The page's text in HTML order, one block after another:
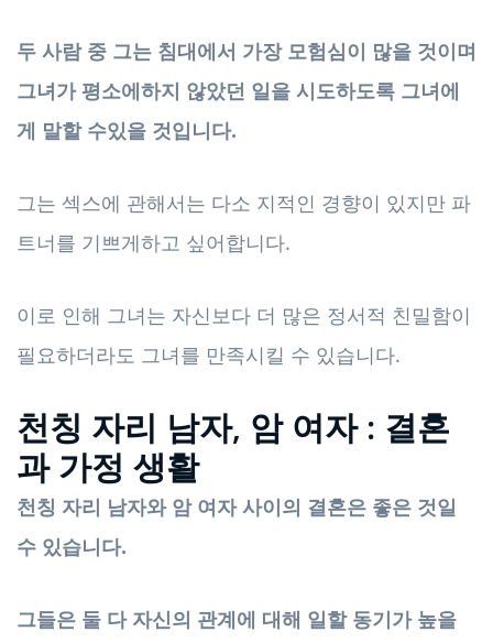
두 사람 중 그는 침대에서 가장 모험심이 많을 것이며
그녀가 평소에하지 않았던 일을 시도하도록 그녀에
게 말할 수있을 것입니다.
그는 섹스에 관해서는 다소 지적인 경향이 있지만 파
트너를 기쁘게하고 싶어합니다.
이로 인해 그녀는 자신보다 더 많은 정서적 친밀함이
필요하더라도 그녀를 만족시킬 수 있습니다.
천칭 자리 남자, 암 여자 : 결혼
과 가정 생활
천칭 자리 남자와 암 여자 사이의 결혼은 좋은 것일
수 있습니다.
그들은 둘 다 자신의 관계에 대해 일할 동기가 높을